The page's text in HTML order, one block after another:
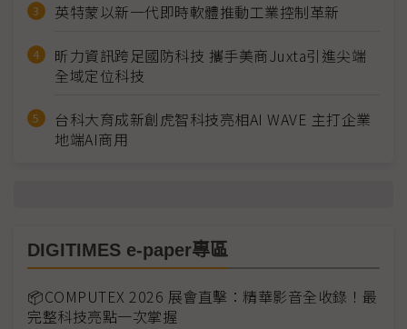
英特蒙以新一代即時軟體推動工業控制革新
昕力資訊跨足國防科技 攜手美商Juxta引進尖端
全域定位科技
台科大育成新創虎智科技亮相AI WAVE 主打企業
地端AI商用
DIGITIMES e-paper專區
📦COMPUTEX 2026 展會直擊：精華影音全收錄！最
完整科技亮點一次掌握